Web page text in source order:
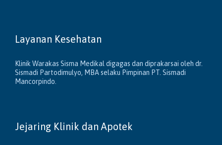
Layanan Kesehatan
Klinik Warakas Sisma Medikal digagas dan diprakarsai oleh dr.
Sismadi Partodimulyo, MBA selaku Pimpinan PT. Sismadi
Mancorpindo.
Jejaring Klinik dan Apotek